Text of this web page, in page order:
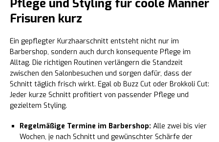
Pflege und Styling für coole Männer
Frisuren kurz
Ein gepflegter Kurzhaarschnitt entsteht nicht nur im
Barbershop, sondern auch durch konsequente Pflege im
Alltag. Die richtigen Routinen verlängern die Standzeit
zwischen den Salonbesuchen und sorgen dafür, dass der
Schnitt täglich frisch wirkt. Egal ob Buzz Cut oder Brokkoli Cut:
Jeder kurze Schnitt profitiert von passender Pflege und
gezieltem Styling.
Regelmäßige Termine im Barbershop: Alle zwei bis vier
Wochen, je nach Schnitt und gewünschter Schärfe der